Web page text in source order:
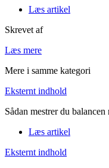
Læs artikel
Skrevet af
Læs mere
Mere i samme kategori
Eksternt indhold
Sådan mestrer du
Læs artikel
Eksternt indhold